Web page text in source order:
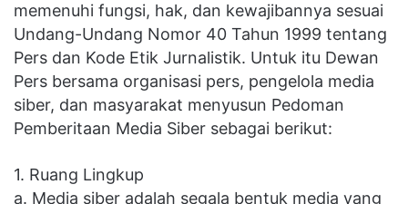
memenuhi fungsi, hak, dan kewajibannya sesuai
Undang-Undang Nomor 40 Tahun 1999 tentang
Pers dan Kode Etik Jurnalistik. Untuk itu Dewan
Pers bersama organisasi pers, pengelola media
siber, dan masyarakat menyusun Pedoman
Pemberitaan Media Siber sebagai berikut:
1. Ruang Lingkup
a. Media siber adalah segala bentuk media yang